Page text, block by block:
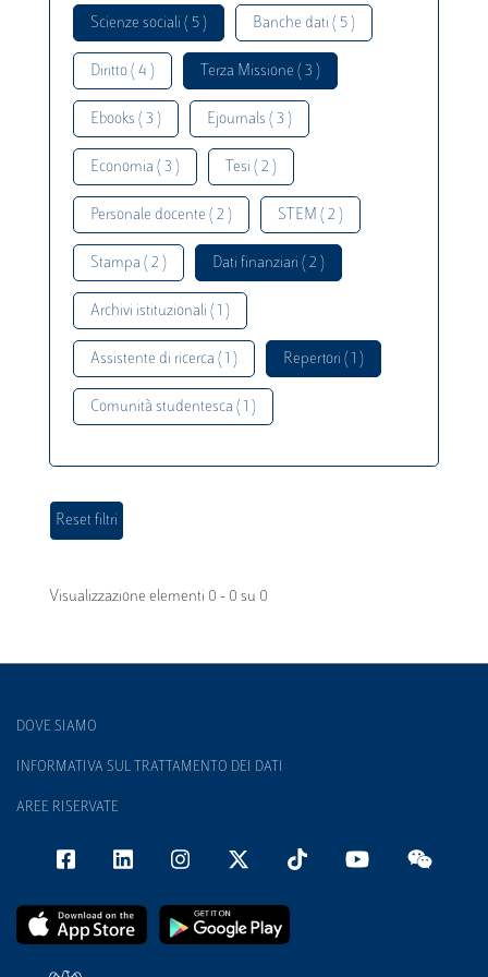
Scienze sociali ( 5 ) Banche dati ( 5 )
Diritto ( 4 ) Terza Missione ( 3 )
Ebooks ( 3 ) Ejournals ( 3 )
Economia ( 3 ) Tesi ( 2 )
Personale docente ( 2 ) STEM ( 2 )
Stampa ( 2 ) Dati finanziari ( 2 )
Archivi istituzionali ( 1 )
Assistente di ricerca ( 1 ) Repertori ( 1 )
Comunità studentesca ( 1 )
Visualizzazione elementi 0 - 0 su 0
DOVE SIAMO
INFORMATIVA SUL TRATTAMENTO DEI DATI
AREE RISERVATE